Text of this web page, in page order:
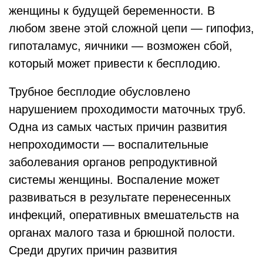
женщины к будущей беременности. В
любом звене этой сложной цепи — гипофиз,
гипоталамус, яичники — возможен сбой,
который может привести к бесплодию.
Трубное бесплодие обусловлено
нарушением проходимости маточных труб.
Одна из самых частых причин развития
непроходимости — воспалительные
заболевания органов репродуктивной
системы женщины. Воспаление может
развиваться в результате перенесенных
инфекций, оперативных вмешательств на
органах малого таза и брюшной полости.
Среди других причин развития